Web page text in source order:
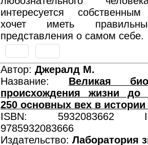
интересуется
хочет иметь
представления о самом себе.
Автор: Джералд М.
Название: Великая
происхождения жизни до
250 основных вех в истории
ISBN: 5932083662
9785932083666
Издательство: Лаборатория